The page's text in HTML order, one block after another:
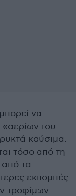
να
«αερίων του
καύσιμα.
τόσο από τη
τα
εκπομπές
τροφίμων